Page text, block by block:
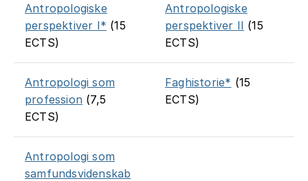
Antropologiske
perspektiver I* (15
ECTS)
Antropologiske
perspektiver II (15
ECTS)
Antropologi som
profession (7,5
ECTS)
Faghistorie* (15
ECTS)
Antropologi som
samfundsvidenskab